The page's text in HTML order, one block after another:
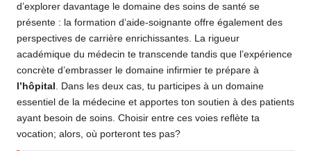
d’explorer davantage le domaine des soins de santé se
présente : la formation d’aide-soignante offre également des
perspectives de carrière enrichissantes. La rigueur
académique du médecin te transcende tandis que l’expérience
concrète d’embrasser le domaine infirmier te prépare à
l’hôpital . Dans les deux cas, tu participes à un domaine
essentiel de la médecine et apportes ton soutien à des patients
ayant besoin de soins. Choisir entre ces voies reflète ta
vocation; alors, où porteront tes pas?